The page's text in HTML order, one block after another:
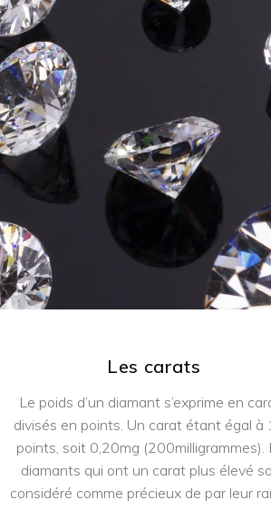
Les carats
Le poids d’un diamant s’exprime en
divisés en points. Un carat étant égal à
points, soit 0,20mg (200milligrammes).
diamants qui ont un carat plus élevé
considéré comme précieux de par leur